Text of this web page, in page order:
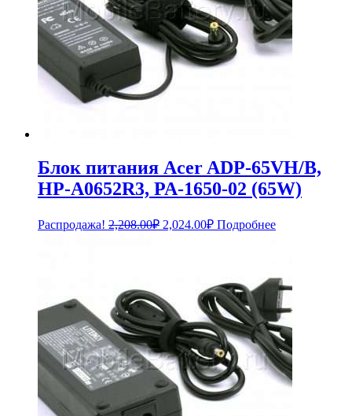
Блок питания Acer ADP-65VH/B,
HP-A0652R3, PA-1650-02 (65W)
Распродажа! 2,208.00₽ Первоначальная
2,024.00₽Текущая
цена:
Подробнее